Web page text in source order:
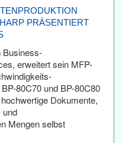
PRÄSENTIERT
Business-
erweitert sein MFP-
80C70 und BP-80C80
Dokumente,
und
Mengen selbst